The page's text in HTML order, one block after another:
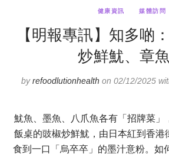
健康資訊 媒體訪問
【明報專訊】知多啲
炒鮮魷、章
byrefoodlutionhealth on 02/12/2025
魷魚、墨魚、八爪魚各有「招牌菜」
飯桌的豉椒炒鮮魷，由日本紅到香港
食到一口「烏卒卒」的墨汁意粉。如